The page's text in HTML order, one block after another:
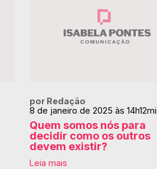
por Redação
8 de janeiro de 2025 às
Quem somos nós para
decidir como os outros
devem existir?
Leia mais